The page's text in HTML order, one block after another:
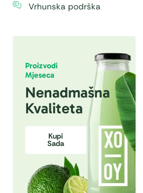
Vrhunska podrška
Proizvodi
Mjeseca
Nenadmašna
Kvaliteta
Kupi
Sada